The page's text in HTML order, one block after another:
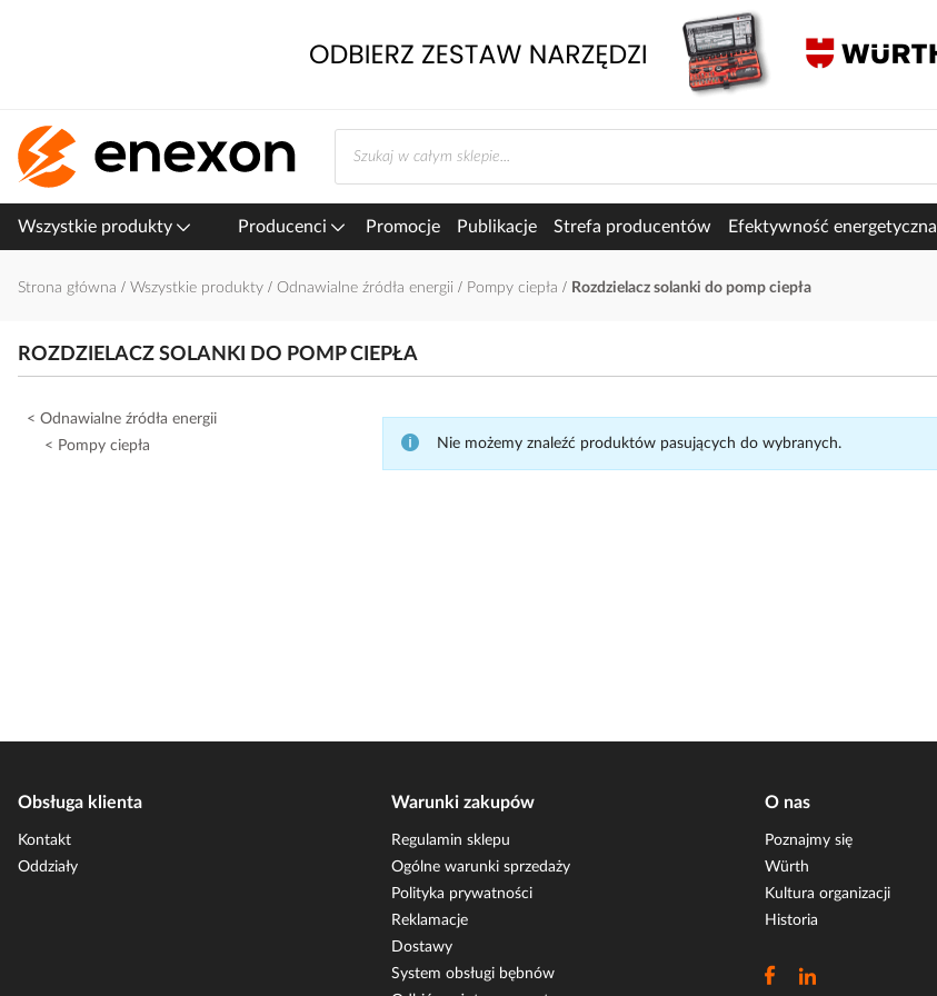
Wszystkie produkty Producenci Promocje Publikacje Strefa producentów Efektywność energetyczna
Strona główna Wszystkie produkty Odnawialne źródła energii Pompy ciepła Rozdzielacz solanki do pomp ciepła
ROZDZIELACZ SOLANKI DO POMP CIEPŁA
Nie możemy znaleźć produktów pasujących do wybranych.
Odnawialne źródła energii
Pompy ciepła
Obsługa klienta
Kontakt
Oddziały
Warunki zakupów
Regulamin sklepu
Ogólne warunki sprzedaży
Polityka prywatności
Reklamacje
Dostawy
System obsługi bębnów
O nas
Poznajmy się
Würth
Kultura organizacji
Historia